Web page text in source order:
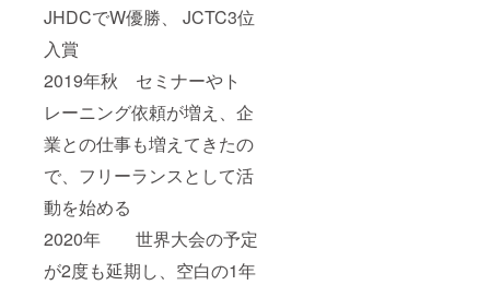
JHDCでW優勝、 JCTC3位
入賞
2019年秋 セミナーやト
レーニング依頼が増え、企
業との仕事も増えてきたの
で、フリーランスとして活
動を始める
2020年 世界大会の予定
が2度も延期し、空白の1年